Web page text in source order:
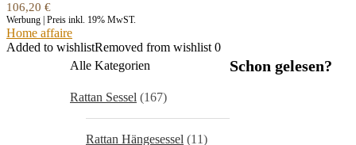
106,20 €
Werbung | Preis inkl. 19% MwST.
Home affaire
Added to wishlistRemoved from wishlist 0
Alle Kategorien
Rattan Sessel (167)
Rattan Hängesessel (11)
Schon gelesen?